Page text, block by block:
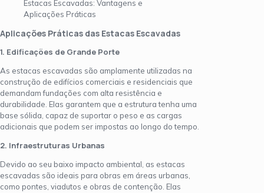
Estacas Escavadas: Vantagens e
Aplicações Práticas
Aplicações Práticas das Estacas Escavadas
1. Edificações de Grande Porte
As estacas escavadas são amplamente utilizadas na
construção de edifícios comerciais e residenciais que
demandam fundações com alta resistência e
durabilidade. Elas garantem que a estrutura tenha uma
base sólida, capaz de suportar o peso e as cargas
adicionais que podem ser impostas ao longo do tempo.
2. Infraestruturas Urbanas
Devido ao seu baixo impacto ambiental, as estacas
escavadas são ideais para obras em áreas urbanas,
como pontes, viadutos e obras de contenção. Elas